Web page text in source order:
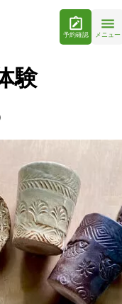
予約確認 メニュー
験